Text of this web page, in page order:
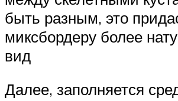
быть разным, это
миксбордеру более
вид
Далее, заполняется